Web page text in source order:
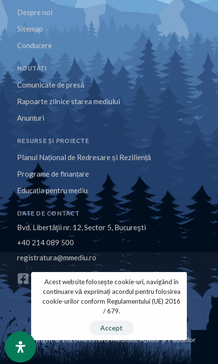
Despre noi
Sitemap
Conducere
NOUTĂȚI
Comunicate de presă
Rapoarte zilnice starea mediului
Anunțuri
RESURSE ȘI PROIECTE
Planul Național de Redresare și Reziliență
Programe de finanțare
Educația pentru mediu
DATE DE CONTACT
Bvd. Libertăţii nr. 12, Sector 5, Bucureşti
+40 214 089 500
registratura@mmediu.ro
Copyright © 2026 Ministerul Mediului, Apelor și Pădurilor
Acest website folosește cookie-uri, navigând în
continuare vă exprimați acordul pentru folosirea
cookie-urilor conform Regulamentului (UE) 2016
/ 679.
Accept